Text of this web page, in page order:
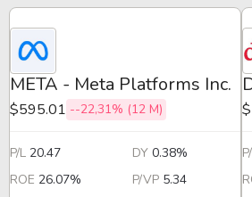
META - Meta Platforms Inc.
$595.01 --22,31% (12 M)
P/L 20.47 DY 0.38%
ROE 26.07% P/VP 5.34